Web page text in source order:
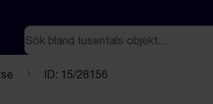
Sök
ID: 15/28156